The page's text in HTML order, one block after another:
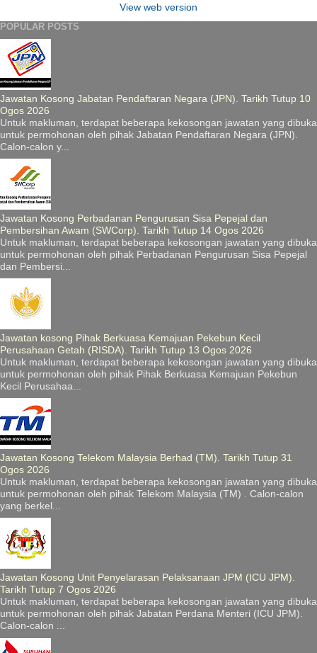
View web version
POPULAR POSTS
Jawatan Kosong Jabatan Pendaftaran Negara (JPN). Tarikh Tutup 10
Ogos 2026
Untuk makluman, terdapat beberapa kekosongan jawatan yang dibuka
untuk permohonan oleh pihak Jabatan Pendaftaran Negara (JPN).
Calon-calon y...
Jawatan Kosong Perbadanan Pengurusan Sisa Pepejal dan
Pembersihan Awam (SWCorp). Tarikh Tutup 14 Ogos 2026
Untuk makluman, terdapat beberapa kekosongan jawatan yang dibuka
untuk permohonan oleh pihak Perbadanan Pengurusan Sisa Pepejal
dan Pembersi...
Jawatan kosong Pihak Berkuasa Kemajuan Pekebun Kecil
Perusahaan Getah (RISDA). Tarikh Tutup 13 Ogos 2026
Untuk makluman, terdapat beberapa kekosongan jawatan yang dibuka
untuk permohonan oleh pihak Pihak Berkuasa Kemajuan Pekebun
Kecil Perusahaa...
Jawatan Kosong Telekom Malaysia Berhad (TM). Tarikh Tutup 31
Ogos 2026
Untuk makluman, terdapat beberapa kekosongan jawatan yang dibuka
untuk permohonan oleh pihak Telekom Malaysia (TM) . Calon-calon
yang berkel...
Jawatan Kosong Unit Penyelarasan Pelaksanaan JPM (ICU JPM).
Tarikh Tutup 7 Ogos 2026
Untuk makluman, terdapat beberapa kekosongan jawatan yang dibuka
untuk permohonan oleh pihak Jabatan Perdana Menteri (ICU JPM).
Calon-calon ...